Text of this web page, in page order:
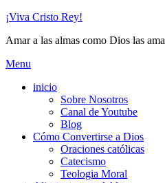
Skip
content
¡Viva Cristo Rey!
Amar a las almas como Dios las ama
Menu
inicio
Sobre Nosotros
Canal de Youtube
Blog
Cómo Convertirse a Dios
Oraciones católicas
Catecismo
Teologia Moral